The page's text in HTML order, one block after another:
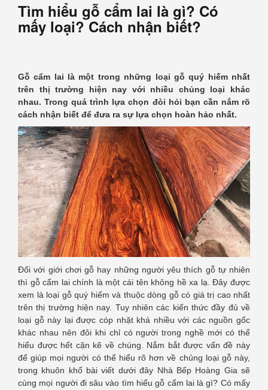
Tìm hiểu gỗ cẩm lai là gì? Có
mấy loại? Cách nhận biết?
Gỗ cẩm lai là một trong những loại gỗ quý hiếm nhất
trên thị trường hiện nay với nhiều chủng loại khác
nhau. Trong quá trình lựa chọn đòi hỏi bạn cần nắm rõ
cách nhận biết để đưa ra sự lựa chọn hoàn hảo nhất.
Đối với giới chơi gỗ hay những người yêu thích gỗ tự nhiên
thì gỗ cẩm lai chính là một cái tên không hề xa lạ. Đây được
xem là loại gỗ quý hiếm và thuộc dòng gỗ có giá trị cao nhất
trên thị trường hiện nay. Tuy nhiên các kiến thức đầy đủ về
loại gỗ này lại được cóp nhặt khá nhiều với các nguồn gốc
khác nhau nên đôi khi chỉ có người trong nghề mới có thể
hiểu được hết cặn kẽ về chúng. Nắm bắt được vấn đề này
để giúp mọi người có thể hiểu rõ hơn về chủng loại gỗ này,
trong khuôn khổ bài viết dưới đây Nhà Bếp Hoàng Gia sẽ
cùng mọi người đi sâu vào tìm hiểu gỗ cẩm lai là gì? Có mấy